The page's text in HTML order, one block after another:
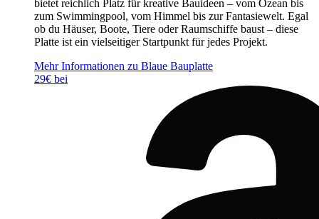
bietet reichlich Platz für kreative Bauideen – vom Ozean bis
zum Swimmingpool, vom Himmel bis zur Fantasiewelt. Egal
ob du Häuser, Boote, Tiere oder Raumschiffe baust – diese
Platte ist ein vielseitiger Startpunkt für jedes Projekt.
Mehr Informationen zu Blaue Bauplatte
29€ bei